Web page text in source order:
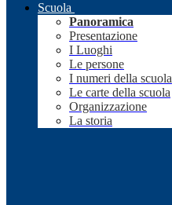
Scuola
Panoramica
Presentazione
I Luoghi
Le persone
I numeri della scuola
Le carte della scuola
Organizzazione
La storia